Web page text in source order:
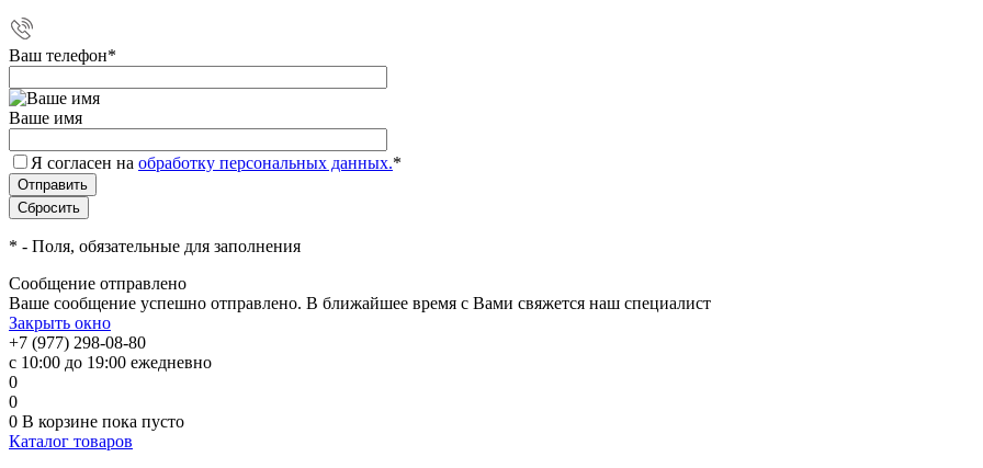
Ваш телефон*
Ваше имя
Я согласен на обработку персональных данных.*
* - Поля, обязательные для заполнения
Сообщение отправлено
Ваше сообщение успешно отправлено. В ближайшее время с Вами свяжется наш специалист
Закрыть окно
+7 (977) 298-08-80
с 10:00 до 19:00 ежедневно
0
0
0 В корзине пока пусто
Каталог товаров